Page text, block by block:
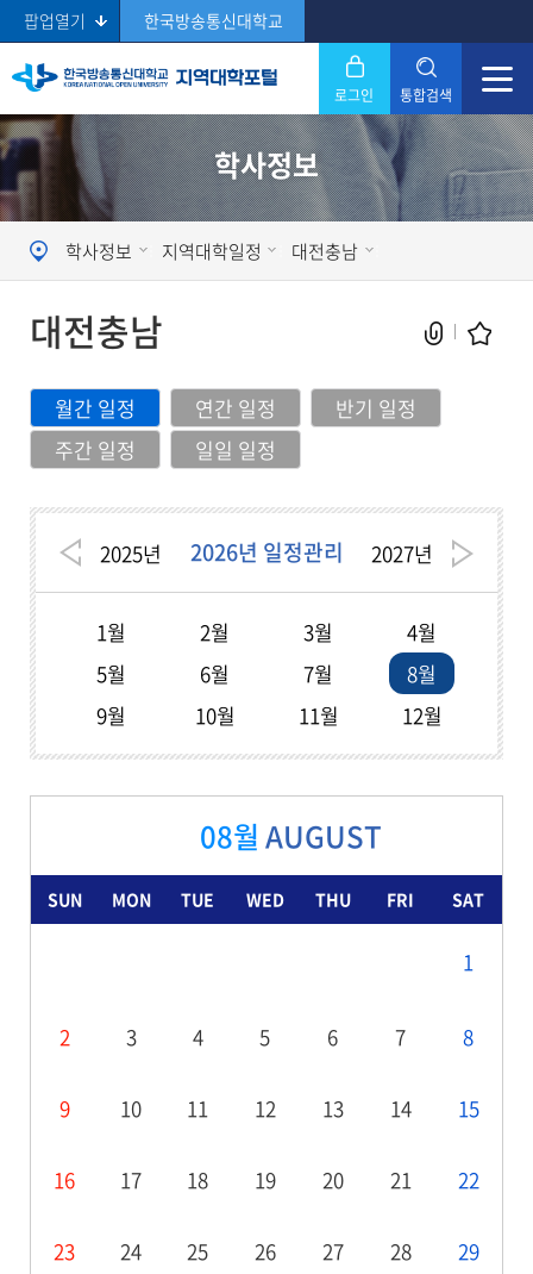
팝업열기 한국방송통신대학교
로그인 통합검색
Search 닫기
학사정보
학사정보 지역대학일정 대전충남
현재 페이지를 즐겨찾는 메뉴로
대전충남
월간 일정 연간 일정
반기 일정
주간 일정
일일 일정
2025년 2026년 일정관리 2027년
1월 2월 3월
4월
5월
6월 7월
8월
9월
10월 11월 12월
08월AUGUST
SUN MON TUE WED THU FRI SAT
1
2 3 4 5 6 7 8
9 10 11 12 13 14 15
16 17 18 19 20 21 22
23 24 25 26 27 28 29